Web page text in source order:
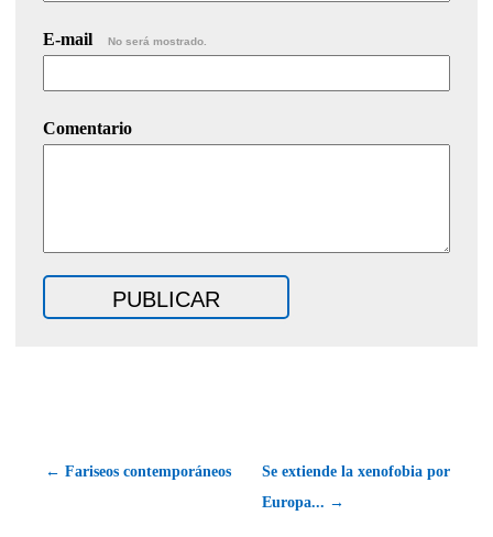
E-mail No será mostrado.
Comentario
← Fariseos contemporáneos
Se extiende la xenofobia por
Europa... →